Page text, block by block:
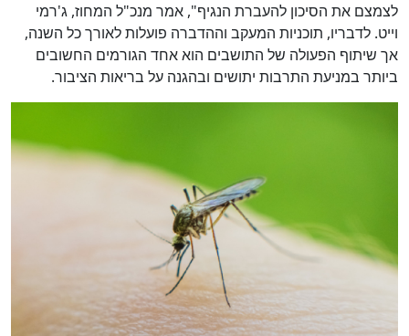
לצמצם את הסיכון להעברת הנגיף", אמר מנכ"ל המחוז, ג'רמי
וייט. לדבריו, תוכניות המעקב וההדברה פועלות לאורך כל השנה,
אך שיתוף הפעולה של התושבים הוא אחד הגורמים החשובים
ביותר במניעת התרבות יתושים ובהגנה על בריאות הציבור.